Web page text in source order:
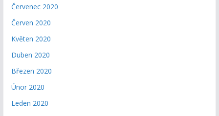
Červenec 2020
Červen 2020
Květen 2020
Duben 2020
Březen 2020
Únor 2020
Leden 2020